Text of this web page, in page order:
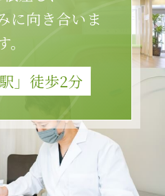
に向き合いま
。
」徒歩2分